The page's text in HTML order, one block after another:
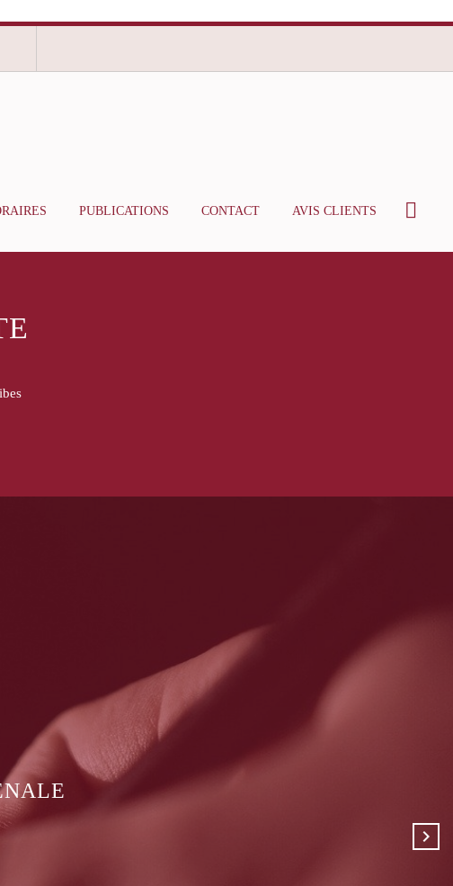
PUBLICATIONS CONTACT AVIS CLIENTS
classée sans suite dans les rares cas où les victimes la